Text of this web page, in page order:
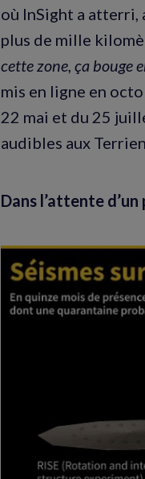
où InSight a atterri,
plus de mille
cette zone, ça bouge
mis en ligne en
22 mai et du 25
audibles aux
Dans l’attente